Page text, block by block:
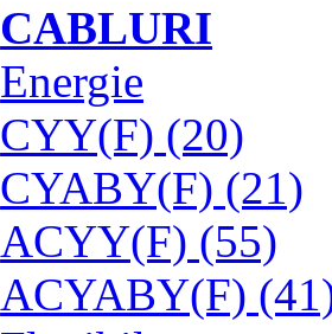
CABLURI
Energie
CYY(F) (20)
CYABY(F) (21)
ACYY(F) (55)
ACYABY(F)